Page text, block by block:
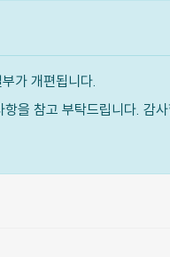
가 개편됩니다.
을 참고 부탁드립니다. 감